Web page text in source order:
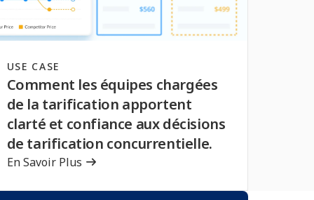
USE CASE
Comment les équipes chargées
de la tarification apportent
clarté et confiance aux décisions
de tarification concurrentielle.
En Savoir Plus